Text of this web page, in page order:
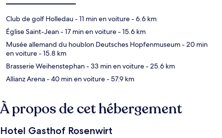
Club de golf Holledau- 11 min en voiture- 6.6 km
Église Saint-Jean- 17 min en voiture- 15.6 km
Musée allemand du houblon Deutsches Hopfenmuseum- 20 min
en voiture- 15.8 km
Brasserie Weihenstephan- 33 min en voiture- 25.6 km
Allianz Arena- 40 min en voiture- 57.9 km
À propos de cet hébergement
Hotel Gasthof Rosenwirt